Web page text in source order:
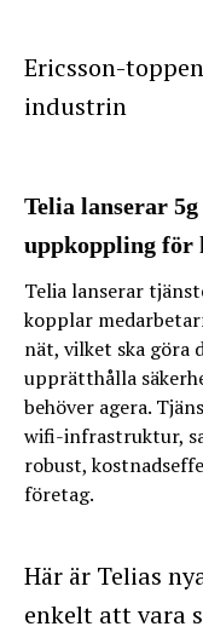
Ericsson-
industrin
Telia lanserar
uppkoppling för
Telia lanserar
kopplar
nät, vilket ska göra
upprätthålla
behöver agera.
wifi-infrastruktur,
robust,
företag.
Här är Telias
enkelt att vara